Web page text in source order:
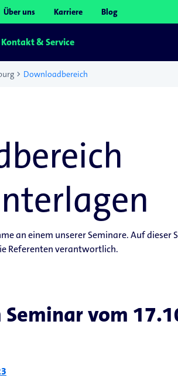
Über uns Karriere Blog
Kontakt & Service
chevron_right Downloadbereich
an einem unserer Seminare. Auf
Referenten verantwortlich.
vom